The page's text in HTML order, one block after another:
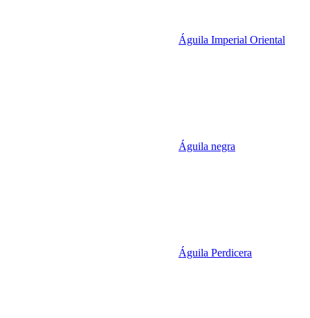
Águila Imperial Oriental
Águila negra
Águila Perdicera